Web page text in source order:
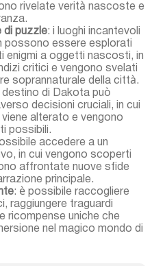
rivelate verità nascoste e
di puzzle: i luoghi incantevoli
possono essere esplorati
enigmi a oggetti nascosti, in
critici e vengono svelati
soprannaturale della città.
destino di Dakota può
decisioni cruciali, in cui
alterato e vengono
possibili.
accedere a un
in cui vengono scoperti
affrontate nuove sfide
principale.
: è possibile raccogliere
raggiungere traguardi
ricompense uniche che
nel magico mondo di